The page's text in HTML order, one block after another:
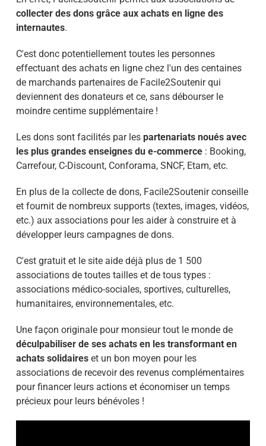
collecter des dons grâce aux achats en ligne des
internautes.
C'est donc potentiellement toutes les personnes
effectuant des achats en ligne chez l'un des centaines
de marchands partenaires de Facile2Soutenir qui
deviennent des donateurs et ce, sans débourser le
moindre centime supplémentaire !
Les dons sont facilités par les partenariats noués avec
les plus grandes enseignes du e-commerce: Booking,
Carrefour, C-Discount, Conforama, SNCF, Etam, etc.
En plus de la collecte de dons, Facile2Soutenir conseille
et fournit de nombreux supports (textes, images, vidéos,
etc.) aux associations pour les aider à construire et à
développer leurs campagnes de dons.
C'est gratuit et le site aide déjà plus de 1 500
associations de toutes tailles et de tous types :
associations médico-sociales, sportives, culturelles,
humanitaires, environnementales, etc.
Une façon originale pour monsieur tout le monde de
déculpabiliser de ses achats en les transformant en
achats solidaireset un bon moyen pour les
associations de recevoir des revenus complémentaires
pour financer leurs actions et économiser un temps
précieux pour leurs bénévoles !